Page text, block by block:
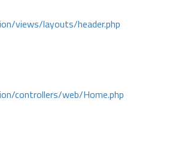
views/layouts/header.php
controllers/web/Home.php